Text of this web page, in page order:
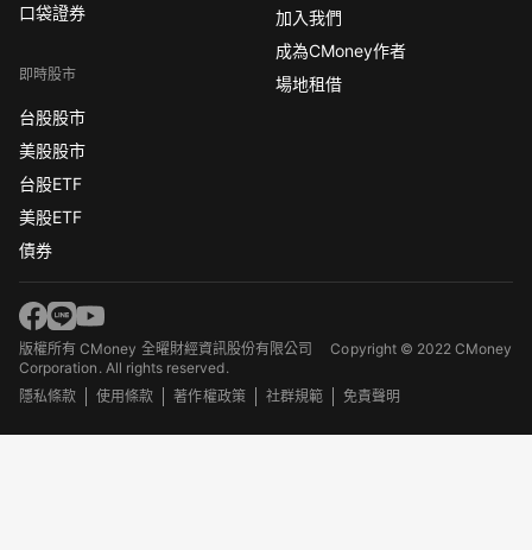
口袋證券
即時股市
台股股市
美股股市
台股ETF
美股ETF
債券
加入我們
成為CMoney作者
場地租借
版權所有 CMoney 全曜財經資訊股份有限公司Copyright © 2022 CMoney
Corporation. All rights reserved.
隱私條款
使用條款 著作權政策 社群規範 免責聲明